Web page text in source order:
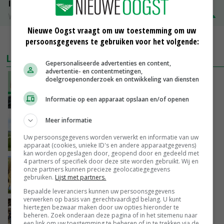
ISN prijs Frankrijk
Vleesvarkens
€ 1,78
MEER MARKTPRIJZEN
LAATSTE NIEUWS
‘De droogte begint ver voor de grens bij
VANDAAG, 11:00
POAH!: John Deere 7730
VANDAAG, 10:00
Geen vee meer op Noord-Hollandse zeedijken
door aanhoudende droogte
Na jarenlang meten willen Zuid-Hollandse
boeren nu erkenning
Nieuwe Oogst vraagt om uw toestemming om uw
persoonsgegevens te gebruiken voor het volgende:
Gepersonaliseerde advertenties en content,
advertentie- en contentmetingen,
doelgroepenonderzoek en ontwikkeling van diensten
Informatie op een apparaat opslaan en/of openen
Meer informatie
Uw persoonsgegevens worden verwerkt en informatie van uw
apparaat (cookies, unieke ID's en andere apparaatgegevens)
kan worden opgeslagen door, geopend door en gedeeld met
4 partners of specifiek door deze site worden gebruikt. Wij en
onze partners kunnen precieze geolocatiegegevens
gebruiken. Lijst met partners.
Bepaalde leveranciers kunnen uw persoonsgegevens
verwerken op basis van gerechtvaardigd belang. U kunt
hiertegen bezwaar maken door uw opties hieronder te
beheren. Zoek onderaan deze pagina of in het sitemenu naar